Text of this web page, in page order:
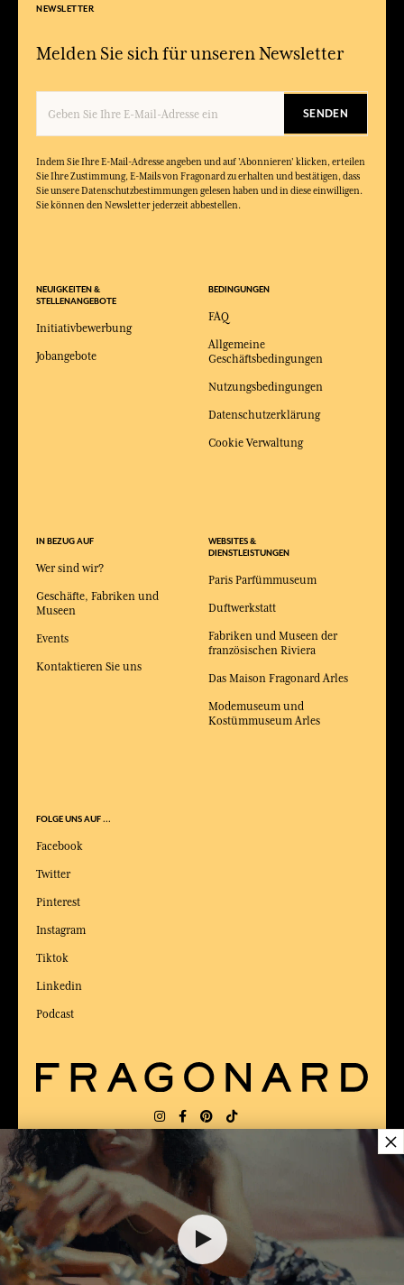
NEWSLETTER
Melden Sie sich für unseren Newsletter
SENDEN
Indem Sie Ihre E-Mail-Adresse angeben und auf 'Abonnieren' klicken, erteilen
Sie Ihre Zustimmung, E-Mails von Fragonard zu erhalten und bestätigen, dass
Sie unsere Datenschutzbestimmungen gelesen haben und in diese einwilligen.
Sie können den Newsletter jederzeit abbestellen.
BEDINGUNGEN
FAQ
Allgemeine
Geschäftsbedingungen
Nutzungsbedingungen
Datenschutzerklärung
Cookie Verwaltung
WEBSITES &
DIENSTLEISTUNGEN
Paris Parfümmuseum
Duftwerkstatt
Fabriken und Museen der
französischen Riviera
Das Maison Fragonard Arles
Modemuseum und
Kostümmuseum Arles
IN BEZUG AUF
Wer sind wir?
Geschäfte, Fabriken und
Museen
Events
Kontaktieren Sie uns
FOLGE UNS AUF ...
Facebook
Twitter
Pinterest
Instagram
Tiktok
Linkedin
Podcast
NEUIGKEITEN &
STELLENANGEBOTE
Initiativbewerbung
Jobangebote
LIEFERUNG: US
×